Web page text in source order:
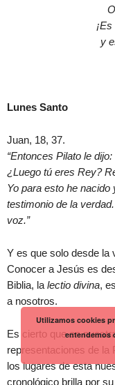
y
Lunes Santo
Juan, 18, 37.
“Entonces Pilato le dijo:
¿Luego tú eres Rey?
Yo para esto he
testimonio de la
voz.”
Y es que solo desde la
Conocer a Jesús es
Biblia, la lectio divina,
a nosotros.
Es cierto que en
representaciones de la
los lugares de esta
cronológico brilla por
Utilizamos cookies
entendemos